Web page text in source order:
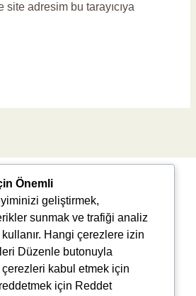
adresim bu tarayıcıya
Sk., 35550 Çiğli/İzmir
Önemli
geliştirmek,
sunmak ve trafiği analiz
Hangi çerezlere izin
Düzenle butonuyla
kabul etmek için
için Reddet